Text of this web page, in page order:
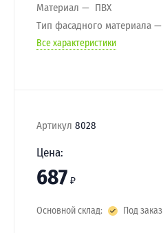
Материал
ПВХ
Тип фасадного материала
Все характеристики
Артикул 8028
Цена:
687 ₽
Основной склад: Под заказ